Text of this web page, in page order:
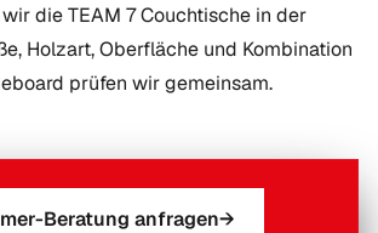
die TEAM 7 Couchtische in der
Holzart, Oberfläche und Kombination
prüfen wir gemeinsam.
Beratung anfragen→